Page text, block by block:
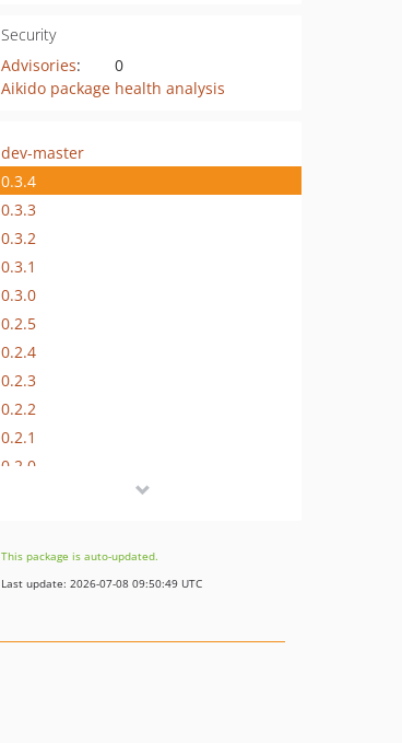
Security
Advisories:
0
Aikido package health analysis
dev-master
0.3.4
0.3.3
0.3.2
0.3.1
0.3.0
0.2.5
0.2.4
0.2.3
0.2.2
0.2.1
0.2.0
This package is auto-updated.
Last update: 2026-07-08 09:50:49 UTC